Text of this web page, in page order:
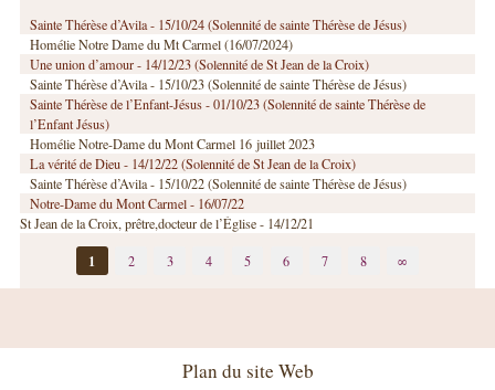
Sainte Thérèse d’Avila - 15/10/24 (Solennité de sainte Thérèse de Jésus)
Homélie Notre Dame du Mt Carmel (16/07/2024)
Une union d’amour - 14/12/23 (Solennité de St Jean de la Croix)
Sainte Thérèse d’Avila - 15/10/23 (Solennité de sainte Thérèse de Jésus)
Sainte Thérèse de l’Enfant-Jésus - 01/10/23 (Solennité de sainte Thérèse de
l’Enfant Jésus)
Homélie Notre-Dame du Mont Carmel 16 juillet 2023
La vérité de Dieu - 14/12/22 (Solennité de St Jean de la Croix)
Sainte Thérèse d’Avila - 15/10/22 (Solennité de sainte Thérèse de Jésus)
Notre-Dame du Mont Carmel - 16/07/22
St Jean de la Croix, prêtre,docteur de l’Église - 14/12/21
1 2 3 4 5 6 7 8 ∞
Plan du site Web